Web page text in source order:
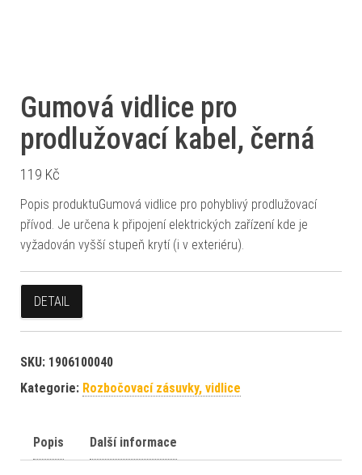
Gumová vidlice pro
prodlužovací kabel, černá
119 Kč
Popis produktuGumová vidlice pro pohyblivý prodlužovací
přívod. Je určena k připojení elektrických zařízení kde je
vyžadován vyšší stupeň krytí (i v exteriéru).
DETAIL
SKU: 1906100040
Kategorie: Rozbočovací zásuvky, vidlice
Popis Další informace